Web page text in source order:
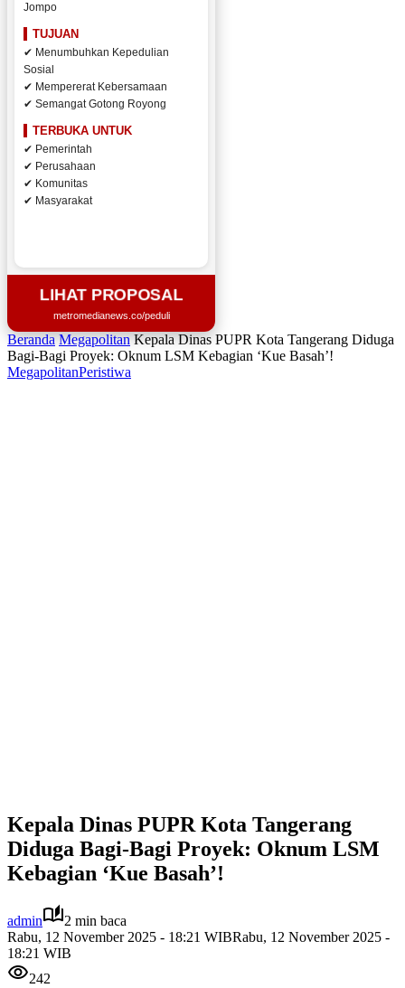
Jompo
TUJUAN
✔ Menumbuhkan Kepedulian
Sosial
✔ Mempererat Kebersamaan
✔ Semangat Gotong Royong
TERBUKA UNTUK
✔ Pemerintah
✔ Perusahaan
✔ Komunitas
✔ Masyarakat
LIHAT PROPOSAL
metromedianews.co/peduli
Beranda Megapolitan Kepala Dinas PUPR Kota Tangerang Diduga
Bagi-Bagi Proyek: Oknum LSM Kebagian ‘Kue Basah’!
MegapolitanPeristiwa
Kepala Dinas PUPR Kota Tangerang
Diduga Bagi-Bagi Proyek: Oknum LSM
Kebagian ‘Kue Basah’!
admin
2 min baca
Rabu, 12 November 2025 - 18:21 WIBRabu, 12 November 2025 -
18:21 WIB
242